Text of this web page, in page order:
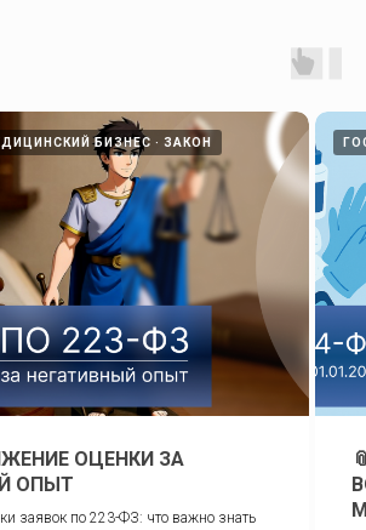
БИЗНЕС ЗАКОН
ОЦЕНКИ ЗА
ОПЫТ
заявок по 223-ФЗ: что важно знать